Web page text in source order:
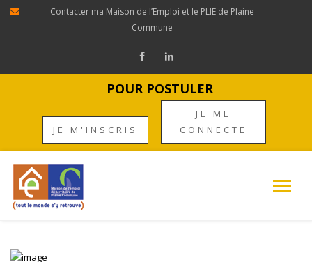
Contacter ma Maison de l’Emploi et le PLIE de Plaine
Commune
POUR POSTULER
JE M'INSCRIS
JE ME
CONNECTE